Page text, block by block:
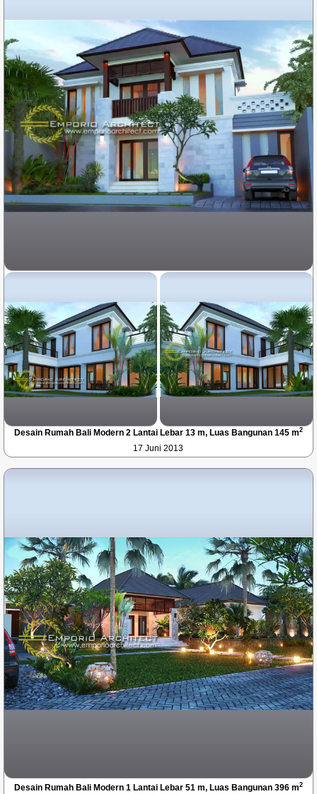
Desain Rumah Bali Modern 2 Lantai Lebar 13 m, Luas Bangunan 145 m2
17 Juni 2013
Desain Rumah Bali Modern 1 Lantai Lebar 51 m, Luas Bangunan 396 m2